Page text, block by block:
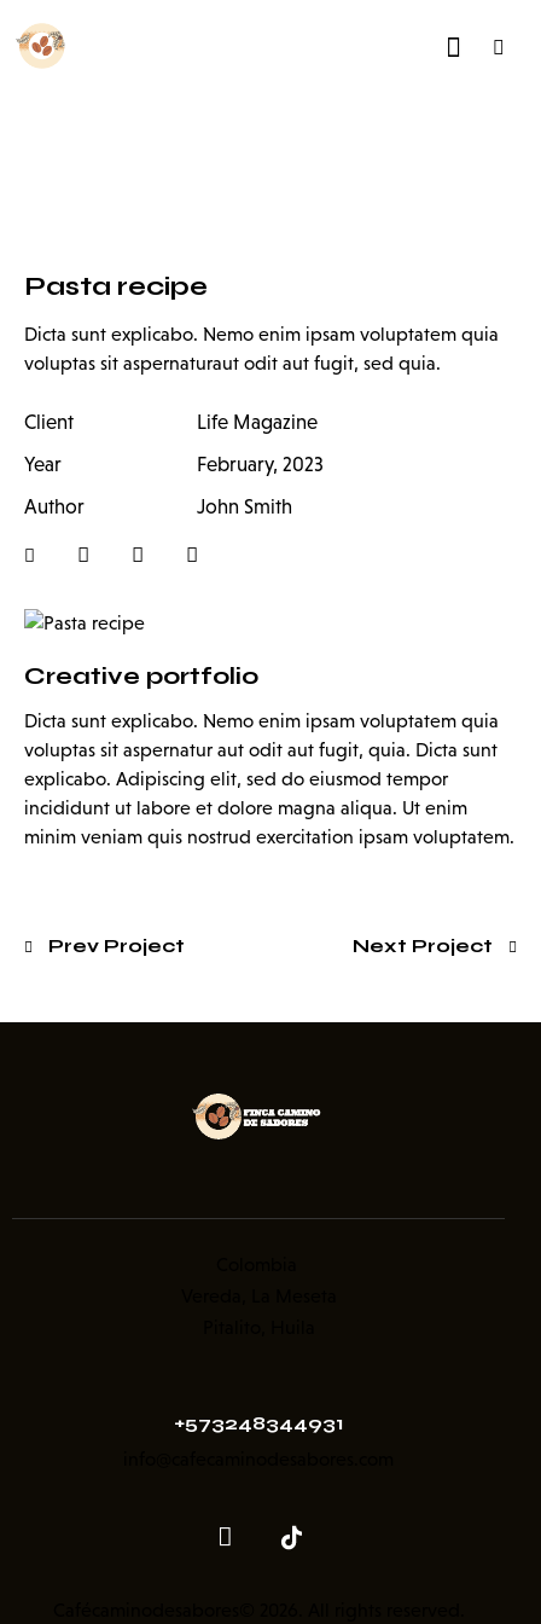
Pasta recipe
Creative portfolio
Dicta sunt explicabo. Nemo enim ipsam voluptatem quia
voluptas sit aspernatur aut odit aut fugit, quia. Dicta sunt
explicabo. Adipiscing elit, sed do eiusmod tempor
incididunt ut labore et dolore magna aliqua. Ut enim
minim veniam quis nostrud exercitation ipsam voluptatem.
Dicta sunt explicabo. Nemo enim ipsam voluptatem quia
voluptas sit aspernaturaut odit aut fugit, sed quia.
Client
Life Magazine
Year
February, 2023
Author
John Smith
Prev Project Next Project
+573248344931